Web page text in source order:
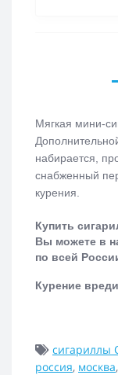
Мягкая мини-
набирается,
снабженный
курения.
Купить
Вы можете в
по всей
Курение
сигариллы
россия, москва,